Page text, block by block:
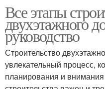
Все этапы
двухэтажного
руководство
Строительство
увлекательный процесс,
планирования и